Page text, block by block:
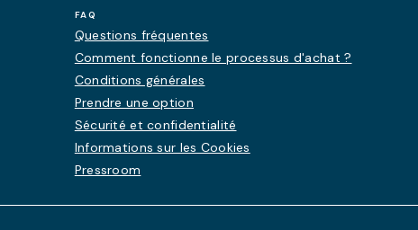
FAQ
Questions fréquentes
Comment fonctionne le processus d'achat ?
Conditions générales
Prendre une option
Sécurité et confidentialité
Informations sur les Cookies
Pressroom